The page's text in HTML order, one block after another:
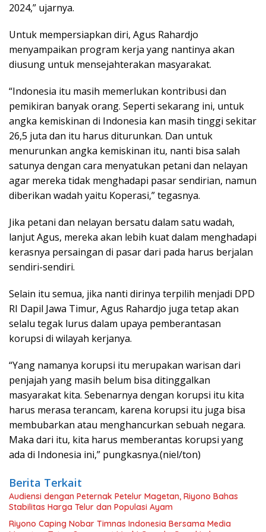
2024,” ujarnya.
Untuk mempersiapkan diri, Agus Rahardjo
menyampaikan program kerja yang nantinya akan
diusung untuk mensejahterakan masyarakat.
“Indonesia itu masih memerlukan kontribusi dan
pemikiran banyak orang. Seperti sekarang ini, untuk
angka kemiskinan di Indonesia kan masih tinggi sekitar
26,5 juta dan itu harus diturunkan. Dan untuk
menurunkan angka kemiskinan itu, nanti bisa salah
satunya dengan cara menyatukan petani dan nelayan
agar mereka tidak menghadapi pasar sendirian, namun
diberikan wadah yaitu Koperasi,” tegasnya.
Jika petani dan nelayan bersatu dalam satu wadah,
lanjut Agus, mereka akan lebih kuat dalam menghadapi
kerasnya persaingan di pasar dari pada harus berjalan
sendiri-sendiri.
Selain itu semua, jika nanti dirinya terpilih menjadi DPD
RI Dapil Jawa Timur, Agus Rahardjo juga tetap akan
selalu tegak lurus dalam upaya pemberantasan
korupsi di wilayah kerjanya.
“Yang namanya korupsi itu merupakan warisan dari
penjajah yang masih belum bisa ditinggalkan
masyarakat kita. Sebenarnya dengan korupsi itu kita
harus merasa terancam, karena korupsi itu juga bisa
membubarkan atau menghancurkan sebuah negara.
Maka dari itu, kita harus memberantas korupsi yang
ada di Indonesia ini,” pungkasnya.(niel/ton)
Berita Terkait
Audiensi dengan Peternak Petelur Magetan, Riyono Bahas
Stabilitas Harga Telur dan Populasi Ayam
Riyono Caping Nobar Timnas Indonesia Bersama Media